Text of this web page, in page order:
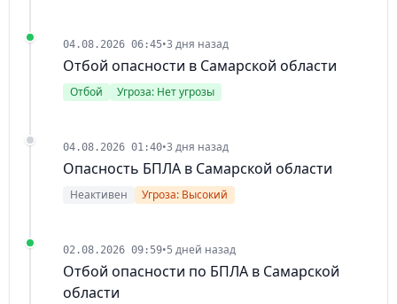
04.08.2026 06:45•3 дня назад
Отбой опасности в Самарской области
Отбой Угроза: Нет угрозы
04.08.2026 01:40•3 дня назад
Опасность БПЛА в Самарской области
Неактивен Угроза: Высокий
02.08.2026 09:59•5 дней назад
Отбой опасности по БПЛА в Самарской
области